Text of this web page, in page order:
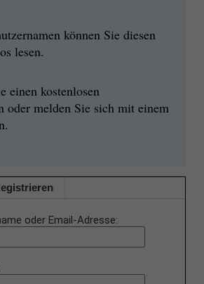
können Sie diesen
lesen.
einen kostenlosen
oder melden Sie sich mit einem
oder Email-Adresse